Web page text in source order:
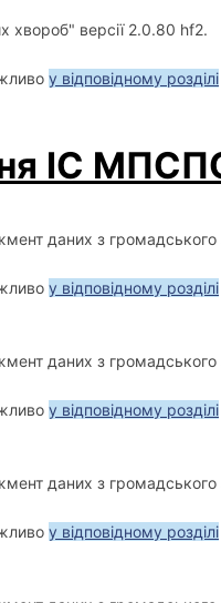
хвороб" версії 2.0.80 hf2.
у відповідному розділі
ІС
даних з громадського
у відповідному розділі
даних з громадського
у відповідному розділі
даних з громадського
у відповідному розділі